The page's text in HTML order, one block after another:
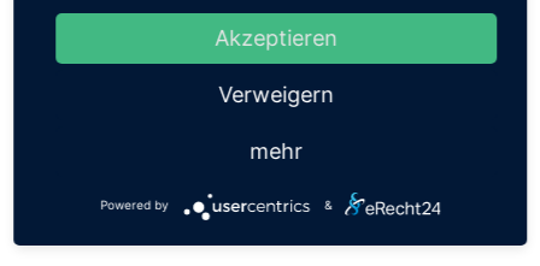
Anmeldung neuer 5er
Akzeptieren
Verweigern
mehr
Powered by &